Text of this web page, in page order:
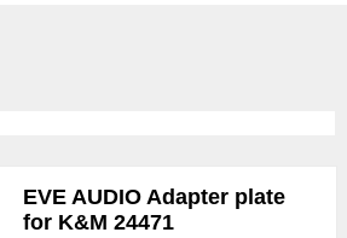
EVE AUDIO Adapter plate
for K&M 24471